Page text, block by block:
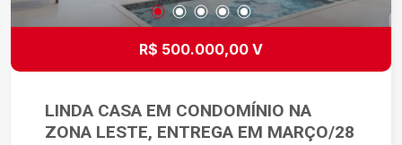
privativa, bem equipada, proporcionando
praticidade e conforto para os treinos sem sair
R$ 500.000,00 V
LINDA CASA EM CONDOMÍNIO NA
ZONA LESTE, ENTREGA EM MARÇO/28